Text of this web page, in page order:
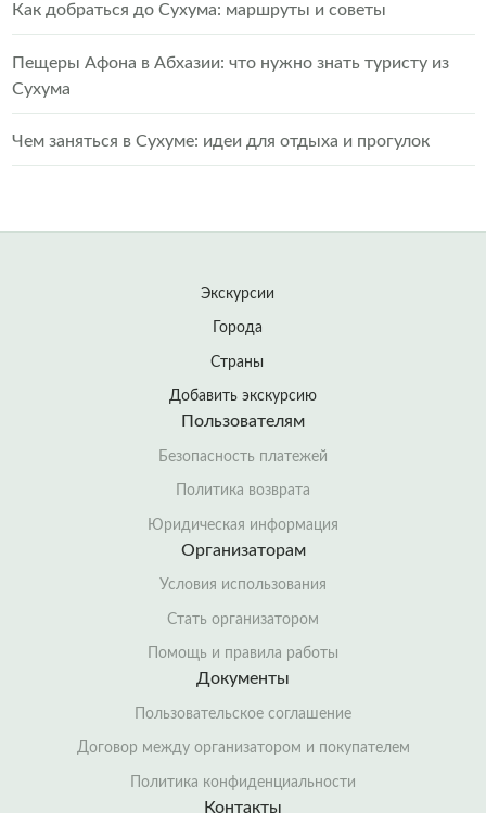
Как добраться до Сухума: маршруты и советы
Пещеры Афона в Абхазии: что нужно знать туристу из
Сухума
Чем заняться в Сухуме: идеи для отдыха и прогулок
Экскурсии
Города
Страны
Добавить экскурсию
Пользователям
Безопасность платежей
Политика возврата
Юридическая информация
Организаторам
Условия использования
Стать организатором
Помощь и правила работы
Документы
Пользовательское соглашение
Договор между организатором и покупателем
Политика конфиденциальности
Контакты